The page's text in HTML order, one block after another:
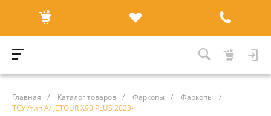
Главная / Каталог товаров / Фаркопы / Фаркопы
/
ТСУ /тип А/ JETOUR X90 PLUS 2023-